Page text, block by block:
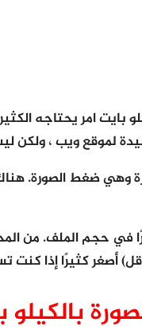
بايت امر يحتاجه
ويب ، ولكن ليس للطباعة.
وهي ضغط الصورة.
بالكيلو